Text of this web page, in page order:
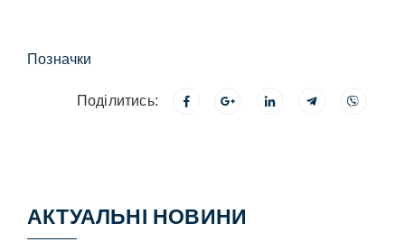
Позначки
Поділитись:
АКТУАЛЬНІ НОВИНИ